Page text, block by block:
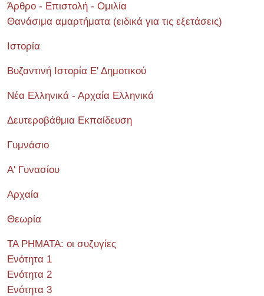
Άρθρο - Επιστολή - Ομιλία
Θανάσιμα αμαρτήματα (ειδικά για τις εξετάσεις)
Ιστορία
Βυζαντινή Ιστορία Ε' Δημοτικού
Νέα Ελληνικά - Αρχαία Ελληνικά
Δευτεροβάθμια Εκπαίδευση
Γυμνάσιο
Α' Γυνασίου
Αρχαία
Θεωρία
ΤΑ ΡΗΜΑΤΑ: οι συζυγίες
Ενότητα 1
Ενότητα 2
Ενότητα 3